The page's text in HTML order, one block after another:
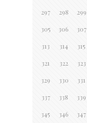
297 298 299
305 306 307
313 314 315
321 322 323
329 330 331
337 338 339
345 346 347